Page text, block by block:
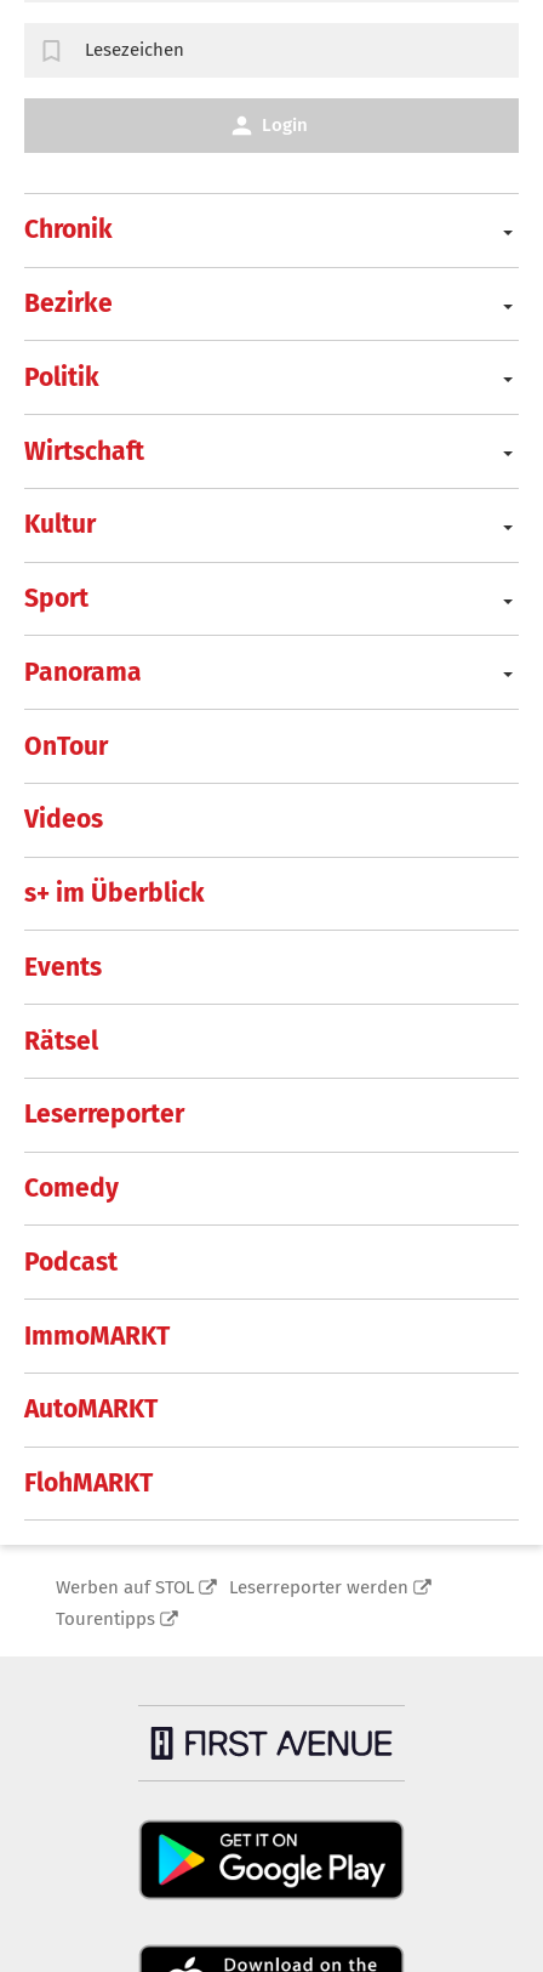
Chronik
Bezirke
Politik
Wirtschaft
Kultur
Sport
Panorama
OnTour
Videos
s+ im Überblick
Events
Rätsel
Leserreporter
Comedy
Podcast
ImmoMARKT
AutoMARKT
FlohMARKT
Lesezeichen
Login
Werben auf STOL
Leserreporter werden
Tourentipps